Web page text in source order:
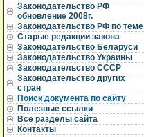
Законодательство РФ
обновление 2008г.
Законодательство РФ по теме
Старые редакции закона
Законодательство Беларуси
Законодательство Украины
Законодательство СССР
Законодательство других
стран
Поиск документа по сайту
Полезные ссылки
Все разделы сайта
Контакты